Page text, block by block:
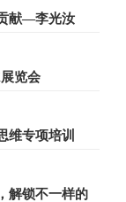
献—李光汝
览会
维专项培训
解锁不一样的